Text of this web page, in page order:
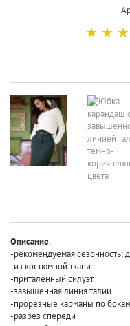
☆
☆
☆
Описание:
-рекомендуемая сезонность:
-из костюмной ткани
-приталенный силуэт
-завышенная линия талии
-прорезные карманы по бокам
-разрез спереди